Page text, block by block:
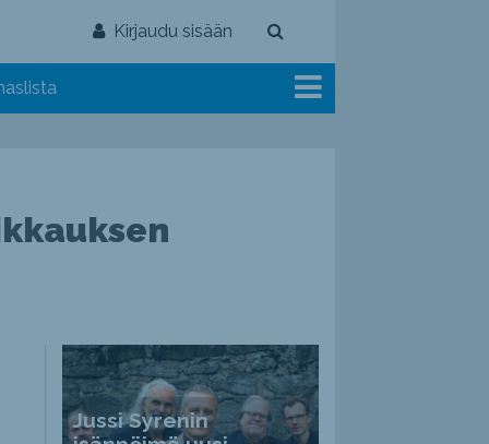
Kirjaudu sisään
Jussi Syrenin